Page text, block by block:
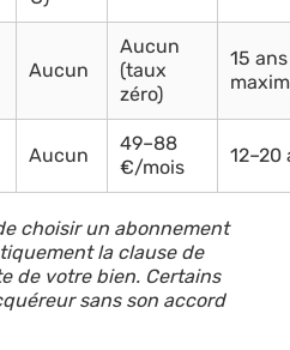
Aucun
Aucun
(taux
zéro)
15 ans
Aucun
49–88
€/mois
12–20
choisir un abonnement
la clause de
de votre bien. Certains
sans son accord